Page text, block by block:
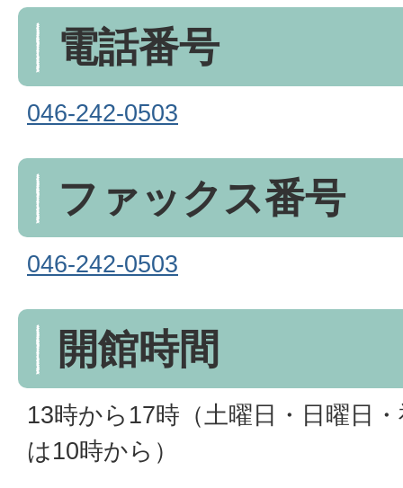
電話番号
046-242-0503
ファックス番号
046-242-0503
開館時間
13時から17時（土曜日・日曜日
は10時から）